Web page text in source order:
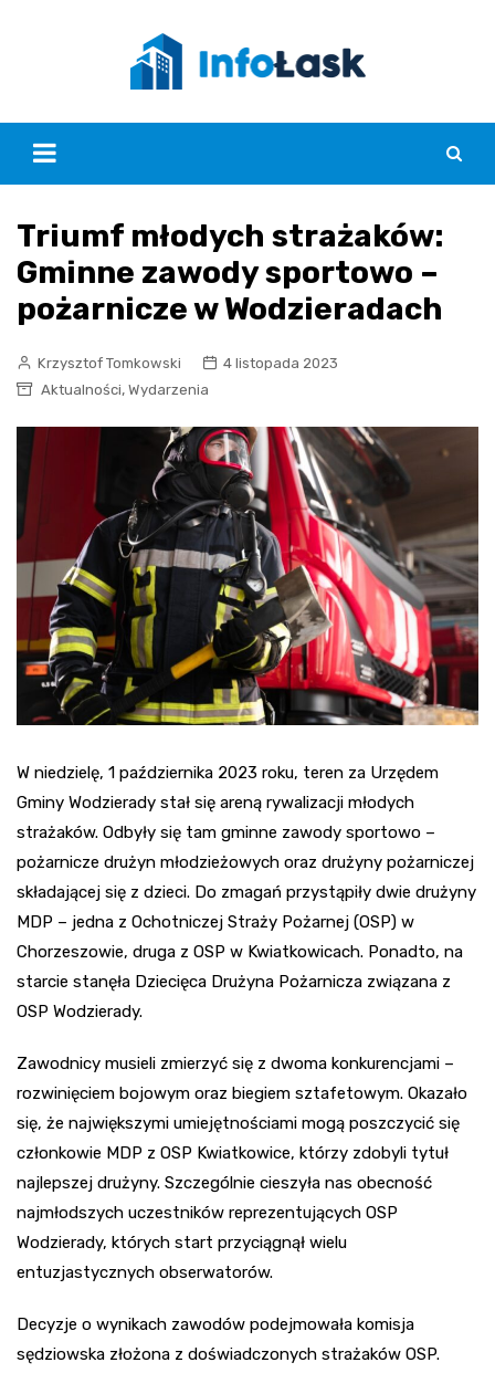
Triumf młodych strażaków:
Gminne zawody sportowo –
pożarnicze w Wodzieradach
Krzysztof Tomkowski
4 listopada 2023
Aktualności, Wydarzenia
W niedzielę, 1 października 2023 roku, teren za Urzędem
Gminy Wodzierady stał się areną rywalizacji młodych
strażaków. Odbyły się tam gminne zawody sportowo –
pożarnicze drużyn młodzieżowych oraz drużyny pożarniczej
składającej się z dzieci. Do zmagań przystąpiły dwie drużyny
MDP – jedna z Ochotniczej Straży Pożarnej (OSP) w
Chorzeszowie, druga z OSP w Kwiatkowicach. Ponadto, na
starcie stanęła Dziecięca Drużyna Pożarnicza związana z
OSP Wodzierady.
Zawodnicy musieli zmierzyć się z dwoma konkurencjami –
rozwinięciem bojowym oraz biegiem sztafetowym. Okazało
się, że największymi umiejętnościami mogą poszczycić się
członkowie MDP z OSP Kwiatkowice, którzy zdobyli tytuł
najlepszej drużyny. Szczególnie cieszyła nas obecność
najmłodszych uczestników reprezentujących OSP
Wodzierady, których start przyciągnął wielu
entuzjastycznych obserwatorów.
Decyzje o wynikach zawodów podejmowała komisja
sędziowska złożona z doświadczonych strażaków OSP.